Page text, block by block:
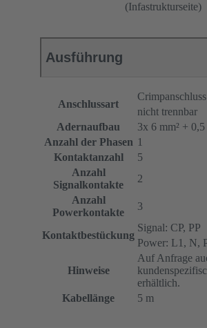
(Infastrukturseite)
Ausführung
Anschlussart
Crimpanschluss
nicht trennbar
Adernaufbau
3x 6 mm² + 0,5
Anzahl der Phasen 1
Kontaktanzahl
5
Anzahl
Signalkontakte
2
Anzahl
Powerkontakte
3
Kontaktbestückung
Signal: CP, PP
Power: L1, N,
Hinweise
Auf Anfrage
erhältlich.
Kabellänge
5 m